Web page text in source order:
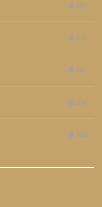
658
276
267
236
235